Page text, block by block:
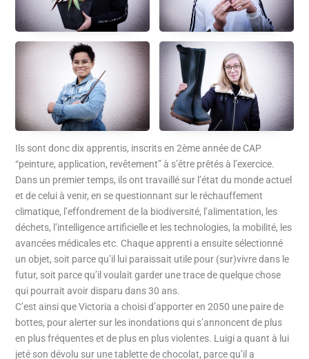
Ils sont donc dix apprentis, inscrits en 2ème année de CAP
“peinture, application, revêtement” à s’être prêtés à l’exercice.
Dans un premier temps, ils ont travaillé sur l’état du monde actuel
et de celui à venir, en se questionnant sur le réchauffement
climatique, l’effondrement de la biodiversité, l’alimentation, les
déchets, l’intelligence artificielle et les technologies, la mobilité, les
avancées médicales etc. Chaque apprenti a ensuite sélectionné
un objet, soit parce qu’il lui paraissait utile pour (sur)vivre dans le
futur, soit parce qu’il voulait garder une trace de quelque chose
qui pourrait avoir disparu dans 30 ans.
C’est ainsi que Victoria a choisi d’apporter en 2050 une paire de
bottes, pour alerter sur les inondations qui s’annoncent de plus
en plus fréquentes et de plus en plus violentes. Luigi a quant à lui
jeté son dévolu sur une tablette de chocolat, parce qu’il a